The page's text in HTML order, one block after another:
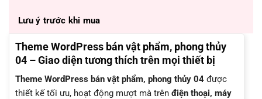
Lưu ý trước khi mua
Theme WordPress bán vật phẩm, phong thủy
04 – Giao diện tương thích trên mọi thiết bị
Theme WordPress bán vật phẩm, phong thủy 04 được
thiết kế tối ưu, hoạt động mượt mà trên điện thoại, máy